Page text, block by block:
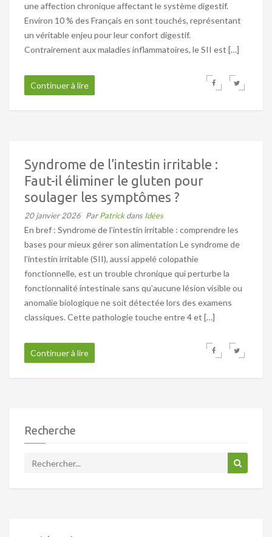
une affection chronique affectant le système digestif.
Environ 10 % des Français en sont touchés, représentant
un véritable enjeu pour leur confort digestif.
Contrairement aux maladies inflammatoires, le SII est […]
Continuer à lire
Syndrome de l’intestin irritable :
Faut-il éliminer le gluten pour
soulager les symptômes ?
20 janvier 2026 ParPatrickdans Idées
En bref : Syndrome de l’intestin irritable : comprendre les
bases pour mieux gérer son alimentation Le syndrome de
l’intestin irritable (SII), aussi appelé colopathie
fonctionnelle, est un trouble chronique qui perturbe la
fonctionnalité intestinale sans qu’aucune lésion visible ou
anomalie biologique ne soit détectée lors des examens
classiques. Cette pathologie touche entre 4 et […]
Continuer à lire
Recherche